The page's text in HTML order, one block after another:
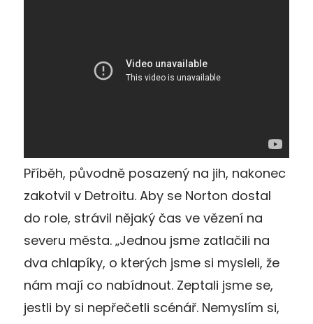
Příběh, původně posazený na jih, nakonec
zakotvil v Detroitu. Aby se Norton dostal
do role, strávil nějaký čas ve vězení na
severu města. „Jednou jsme zatlačili na
dva chlapíky, o kterých jsme si mysleli, že
nám mají co nabídnout. Zeptali jsme se,
jestli by si nepřečetli scénář. Nemyslím si,